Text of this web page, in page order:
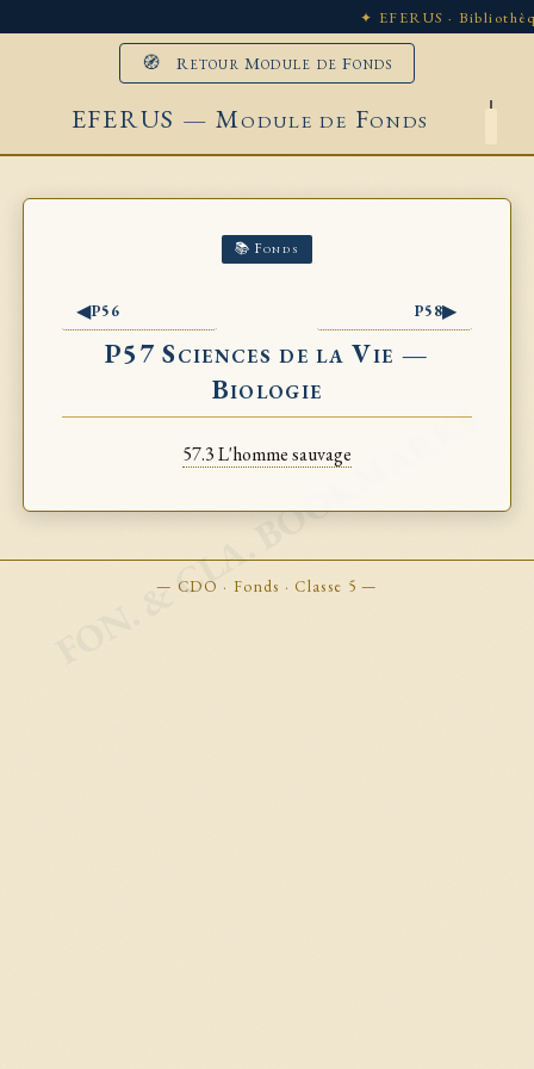
FON. & CLA. BOOKMARKS
✦ EFERUS ·
🧭 Retour Module de Fonds
EFERUS — Module de Fonds
📚 Fonds
◀P56 P58▶
P57 Sciences de la Vie —
Biologie
57.3 L'homme sauvage
— CDO · Fonds · Classe 5 —